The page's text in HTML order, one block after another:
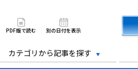
PDF版で読む 別の日付を表示
カテゴリから記事を探す